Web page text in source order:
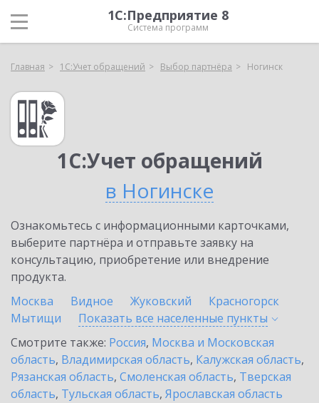
1С:Предприятие 8
Система программ
Главная 1С:Учет обращений Выбор партнёра Ногинск
1С:Учет обращений
в Ногинске
Ознакомьтесь с информационными карточками,
выберите партнёра и отправьте заявку на
консультацию, приобретение или внедрение
продукта.
Москва
Видное Жуковский
Красногорск
Мытищи
Показать все населенные пункты
Смотрите также: Россия, Москва и Московская
область, Владимирская область, Калужская область,
Рязанская область, Смоленская область, Тверская
область, Тульская область, Ярославская область